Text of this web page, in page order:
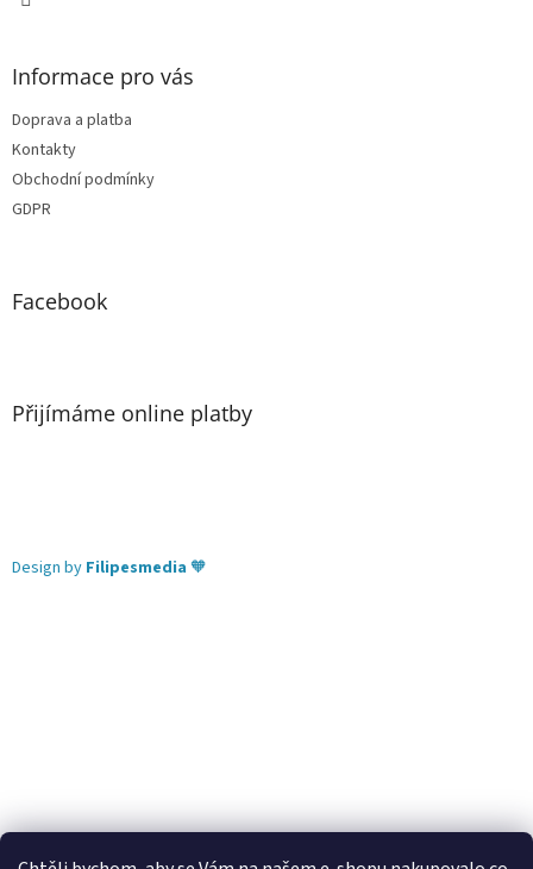
Informace pro vás
Doprava a platba
Kontakty
Obchodní podmínky
GDPR
Facebook
Přijímáme online platby
Design by Filipesmedia 🧡